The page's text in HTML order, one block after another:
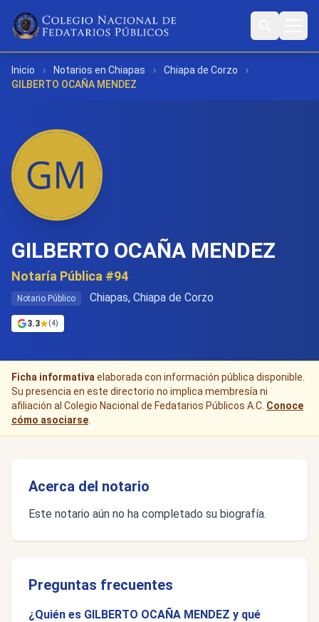
Inicio › Notarios en Chiapas › Chiapa de Corzo
›
GILBERTO OCAÑA MENDEZ
GILBERTO OCAÑA MENDEZ
Notaría Pública #94
Notario Público Chiapas, Chiapa de Corzo
3.3 (4)
Ficha informativa elaborada con información pública disponible.
Su presencia en este directorio no implica membresía ni
afiliación al Colegio Nacional de Fedatarios Públicos A.C. Conoce
cómo asociarse
Acerca del notario
Este notario aún no ha completado su biografía.
Preguntas frecuentes
¿Quién es GILBERTO OCAÑA MENDEZ y qué